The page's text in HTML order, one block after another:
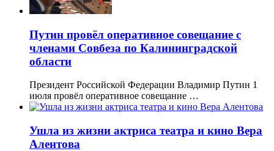
Путин провёл оперативное совещание с
членами Совбеза по Калининградской
области
Президент Российской Федерации Владимир Путин 1
июля провёл оперативное совещание …
Ушла из жизни актриса театра и кино Вера
Алентова